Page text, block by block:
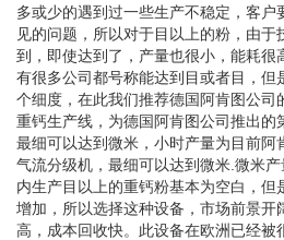
多或少的遇到过一些生产不稳定，客户
见的问题，所以对于目以上的粉，由
到，即使达到了，产量也很小，能耗很
有很多公司都号称能达到目或者目，但
个细度，在此我们推荐德国阿肯图公司
重钙生产线，为德国阿肯图公司推出的
最细可以达到微米，小时产量为目前阿
气流分级机，最细可以达到微米.微米
内生产目以上的重钙粉基本为空白，但
增加，所以选择这种设备，市场前景开
高，成本回收快。此设备在欧洲已经被